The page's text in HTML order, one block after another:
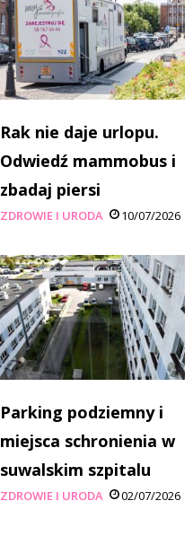
Rak nie daje urlopu.
Odwiedź mammobus i
zbadaj piersi
ZDROWIE I URODA 10/07/2026
Parking podziemny i
miejsca schronienia w
suwalskim szpitalu
ZDROWIE I URODA 02/07/2026